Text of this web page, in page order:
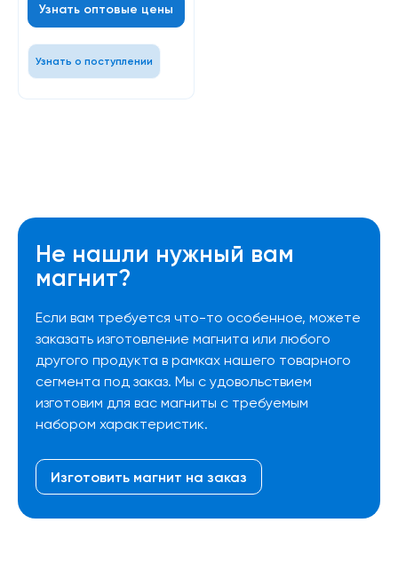
Узнать оптовые цены
Узнать о поступлении
Не нашли нужный вам
магнит?
Если вам требуется что-то особенное, можете
заказать изготовление магнита или любого
другого продукта в рамках нашего товарного
сегмента под заказ. Мы с удовольствием
изготовим для вас магниты с требуемым
набором характеристик.
Изготовить магнит на заказ